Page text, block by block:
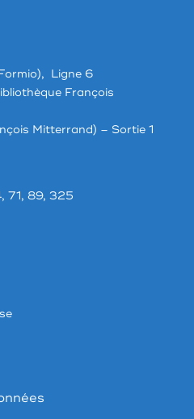
Ligne 6
François
Mitterrand) – Sortie 1
71, 89, 325